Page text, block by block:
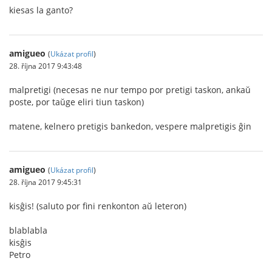
kiesas la ganto?
amigueo (Ukázat profil)
28. října 2017 9:43:48
malpretigi (necesas ne nur tempo por pretigi taskon, ankaŭ
poste, por taŭge eliri tiun taskon)
matene, kelnero pretigis bankedon, vespere malpretigis ĝin
amigueo (Ukázat profil)
28. října 2017 9:45:31
kisĝis! (saluto por fini renkonton aŭ leteron)
blablabla
kisĝis
Petro